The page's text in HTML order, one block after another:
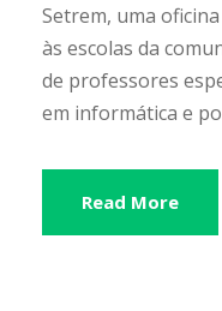
Setrem, uma
às escolas da
de professores
em informática e
Read More